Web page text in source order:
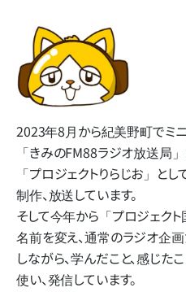
2023年8月から​紀美野町で​ミ
「きみのFM88ラジオ放送局」
「プロジェクトりらじお」と​
制作、​放送しています。
そして​今年から​「プロジェク
名前を​変え、​通常の​ラジオ企
しながら、​学んだ​こと、​感じた​
使い、​発信しています。